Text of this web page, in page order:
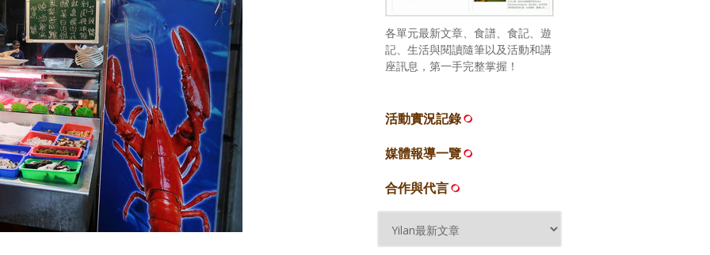
各單元最新文章、食譜、食記、遊
記、生活與閱讀隨筆以及活動和講
座訊息，第一手完整掌握！
活動實況記錄
媒體報導一覽
合作與代言